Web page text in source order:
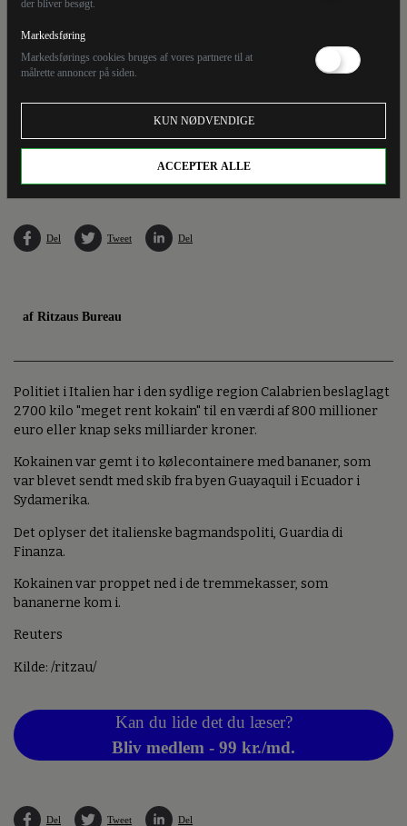
der bliver besøgt.
Markedsføring
Markedsførings cookies bruges af vores partnere til at
målrette annoncer på siden.
KUN NØDVENDIGE
ACCEPTER ALLE
De 2700 kilo kokain, som tirsdag er beslaglagt i Italien, lå gemt blandt bananer, der var
blevet afsendt fra byen Guayaquil i Ecuador. (Arkivfoto).
Del Tweet Del
af Ritzaus Bureau
Politiet i Italien har i den sydlige region Calabrien beslaglagt
2700 kilo "meget rent kokain" til en værdi af 800 millioner
euro eller knap seks milliarder kroner.
Kokainen var gemt i to kølecontainere med bananer, som
var blevet sendt med skib fra byen Guayaquil i Ecuador i
Sydamerika.
Det oplyser det italienske bagmandspoliti, Guardia di
Finanza.
Kokainen var proppet ned i de tremmekasser, som
bananerne kom i.
Reuters
Kilde: /ritzau/
Kan du lide det du læser?
Bliv medlem - 99 kr./md.
Del Tweet Del